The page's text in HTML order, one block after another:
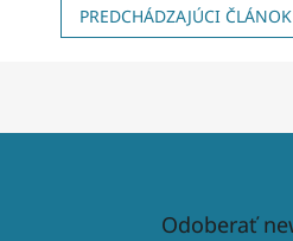
PREDCHÁDZAJÚCI ČLÁNOK
Odoberať